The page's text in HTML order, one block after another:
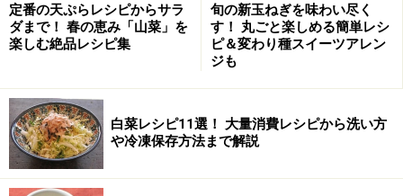
定番の天ぷらレシピからサラ
ダまで！ 春の恵み「山菜」を
楽しむ絶品レシピ集
旬の新玉ねぎを味わい尽く
す！ 丸ごと楽しめる簡単レシ
ピ＆変わり種スイーツアレン
ジも
白菜レシピ11選！ 大量消費レシピから洗い方
や冷凍保存方法まで解説